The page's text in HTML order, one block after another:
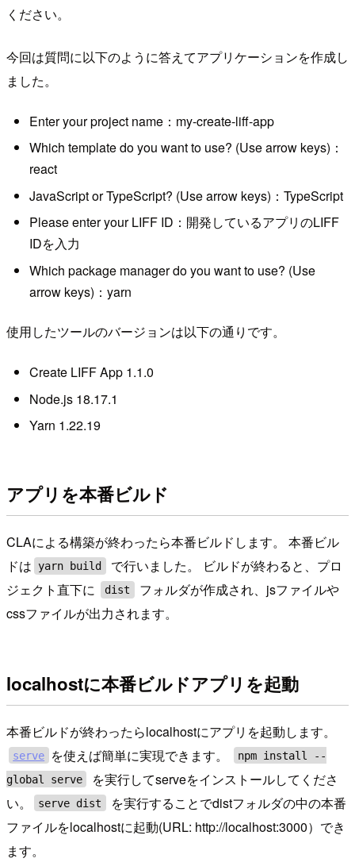
ください。
今回は質問に以下のように答えてアプリケーションを作成し
ました。
Enter your project name：my-create-liff-app
Which template do you want to use? (Use arrow keys)：
react
JavaScript or TypeScript? (Use arrow keys)：TypeScript
Please enter your LIFF ID：開発しているアプリのLIFF
IDを入力
Which package manager do you want to use? (Use
arrow keys)：yarn
使用したツールのバージョンは以下の通りです。
Create LIFF App 1.1.0
Node.js 18.17.1
Yarn 1.22.19
アプリを本番ビルド
CLAによる構築が終わったら本番ビルドします。 本番ビル
ドは yarn build
で行いました。 ビルドが終わると、プロ
ジェクト直下に
dist
フォルダが作成され、jsファイルや
cssファイルが出力されます。
localhostに本番ビルドアプリを起動
本番ビルドが終わったらlocalhostにアプリを起動します。
serve を使えば簡単に実現できます。
npm install --
global serve
を実行してserveをインストールしてくださ
い。
serve dist
を実行することでdistフォルダの中の本番
ファイルをlocalhostに起動(URL: http://localhost:3000）でき
ます。